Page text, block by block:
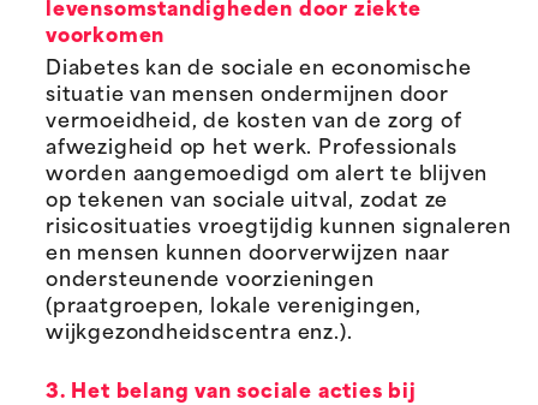
levensomstandigheden door ziekte
voorkomen
Diabetes kan de sociale en economische
situatie van mensen ondermijnen door
vermoeidheid, de kosten van de zorg of
afwezigheid op het werk. Professionals
worden aangemoedigd om alert te blijven
op tekenen van sociale uitval, zodat ze
risicosituaties vroegtijdig kunnen signaleren
en mensen kunnen doorverwijzen naar
ondersteunende voorzieningen
(praatgroepen, lokale verenigingen,
wijkgezondheidscentra enz.).
3. Het belang van sociale acties bij